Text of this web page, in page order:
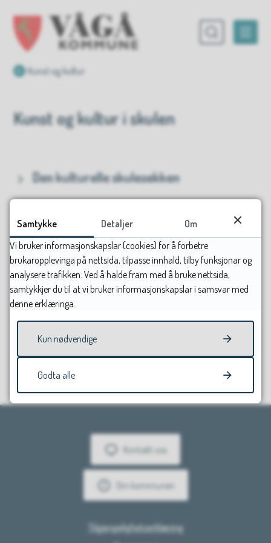
Du er her:
Kunst og kultur
Kunst og kultur i skulen
Den kulturelle skulesekken
Fann du det du leitte etter?
Kontakt oss
Om kommunen
Tilgjengelighetserklæring
Samtykke Detaljer
Om
Vi bruker informasjonskapslar (cookies) for å forbetre
brukaropplevinga på nettsida, tilpasse innhald, tilby funksjonar og
analysere trafikken. Ved å halde fram med å bruke nettsida,
samtykkjer du til at vi bruker informasjonskapslar i samsvar med
denne erklæringa.
Kun nødvendige
Godta alle